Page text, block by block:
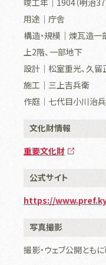
竣工年｜1904（明治37
用途｜庁舎
構造・規模｜煉瓦造一
上2階、一部地下
設計｜松室重光、久留
施工｜三上吉兵衛
作庭｜七代目小川治
文化財情報
重要文化財
公式サイト
https://
写真撮影
撮影・ウェブ公開とも